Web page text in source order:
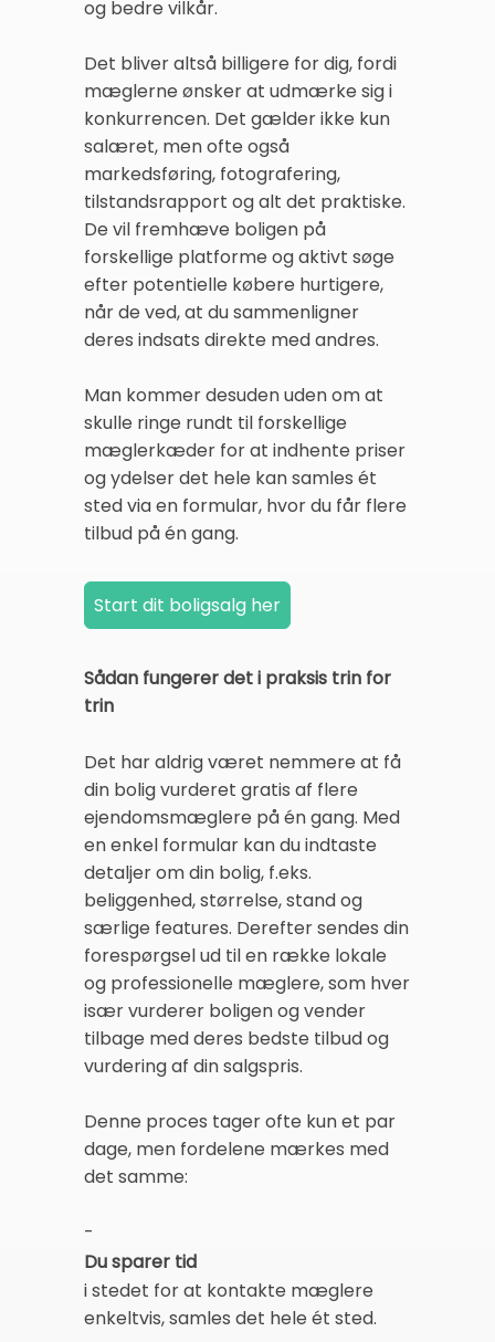
og bedre vilkår.
Det bliver altså billigere for dig, fordi
mæglerne ønsker at udmærke sig i
konkurrencen. Det gælder ikke kun
salæret, men ofte også
markedsføring, fotografering,
tilstandsrapport og alt det praktiske.
De vil fremhæve boligen på
forskellige platforme og aktivt søge
efter potentielle købere hurtigere,
når de ved, at du sammenligner
deres indsats direkte med andres.
Man kommer desuden uden om at
skulle ringe rundt til forskellige
mæglerkæder for at indhente priser
og ydelser det hele kan samles ét
sted via en formular, hvor du får flere
tilbud på én gang.
Sådan fungerer det i praksis trin for
trin
Det har aldrig været nemmere at få
din bolig vurderet gratis af flere
ejendomsmæglere på én gang. Med
en enkel formular kan du indtaste
detaljer om din bolig, f.eks.
beliggenhed, størrelse, stand og
særlige features. Derefter sendes din
forespørgsel ud til en række lokale
og professionelle mæglere, som hver
især vurderer boligen og vender
tilbage med deres bedste tilbud og
vurdering af din salgspris.
Denne proces tager ofte kun et par
dage, men fordelene mærkes med
det samme:
-
Du sparer tid
i stedet for at kontakte mæglere
enkeltvis, samles det hele ét sted.